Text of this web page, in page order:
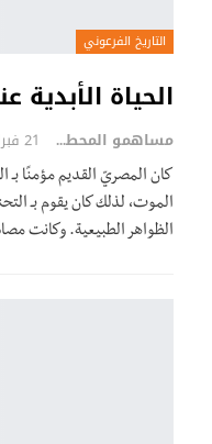
التاريخ الفرعوني
الحياة الأبدية
مساهمو المحطة 21 فبراير 2018
كان المصريّ القديم مؤمنًا بـ
الموت، لذلك كان يقوم بـ
الظواهر الطبيعية. وكانت